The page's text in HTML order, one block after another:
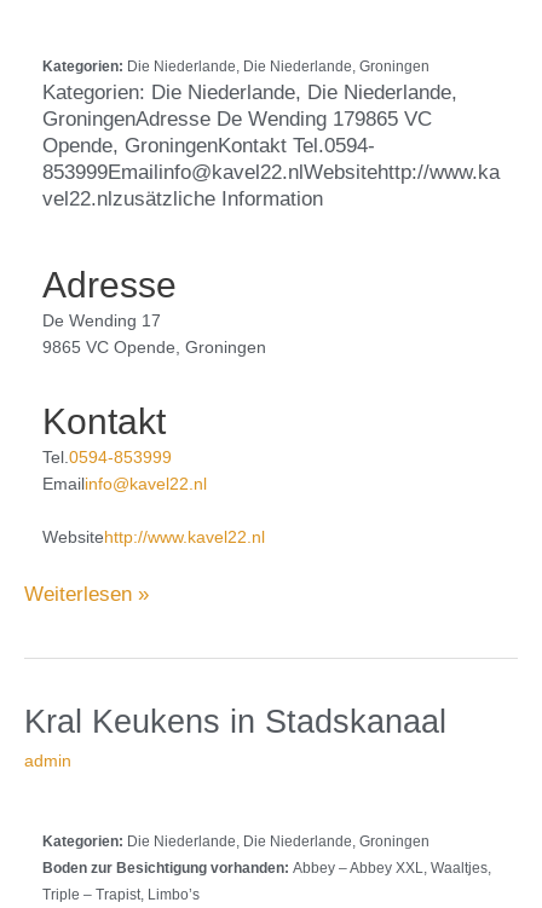
Kategorien: Die Niederlande, Die Niederlande, Groningen
Kategorien: Die Niederlande, Die Niederlande,
GroningenAdresse De Wending 179865 VC
Opende, GroningenKontakt Tel.0594-
853999Emailinfo@kavel22.nlWebsitehttp://www.ka
vel22.nlzusätzliche Information
Adresse
De Wending 17
9865 VC Opende, Groningen
Kontakt
Tel. 0594-853999
Emailinfo@kavel22.nl
Websitehttp://www.kavel22.nl
Weiterlesen »
Kral Keukens in Stadskanaal
admin
Kategorien: Die Niederlande, Die Niederlande, Groningen
Boden zur Besichtigung vorhanden: Abbey – Abbey XXL, Waaltjes,
Triple – Trapist, Limbo’s
Kral
Keukens
in
Stadskanaal